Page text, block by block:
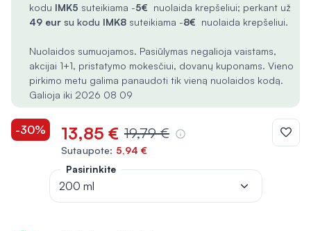
kodu IMK5 suteikiama -5€ nuolaida krepšeliui; perkant už
49 eur su kodu IMK8 suteikiama -8€ nuolaida krepšeliui.
Nuolaidos sumuojamos. Pasiūlymas negalioja vaistams,
akcijai 1+1, pristatymo mokesčiui, dovanų kuponams. Vieno
pirkimo metu galima panaudoti tik vieną nuolaidos kodą.
Galioja iki 2026 08 09
-30% 13,85 € 19,79 €
Sutaupote: 5,94 €
Pasirinkite
200 ml